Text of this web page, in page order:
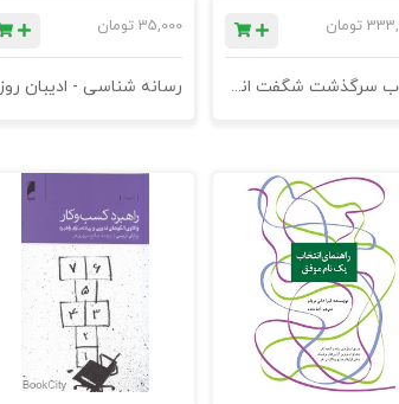
تومان
کتاب سرگذشت شگفت انگیز گوگل (کندوکاوی در کسب و کار بزرگ‌ترین موتور جست‌وجوگر جهان) - چاپ دوم
35,000 تومان
رسانه شناسی - ادیبان روز